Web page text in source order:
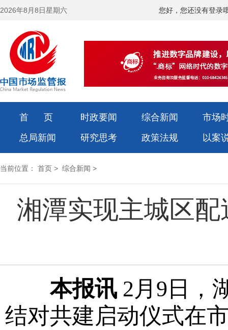
2026年8月8日星期六 您好，您还没有登录
首 页 时政要闻 综合新闻
市场
总局新闻
研究思考 政策法规 以案
当前位置： 首页 > 综合新闻 >
湘潭实现主城区配
本报讯 2月9日，
结对共建启动仪式在